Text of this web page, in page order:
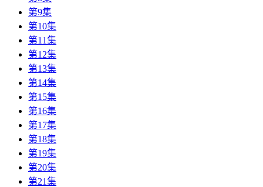
第9集
第10集
第11集
第12集
第13集
第14集
第15集
第16集
第17集
第18集
第19集
第20集
第21集